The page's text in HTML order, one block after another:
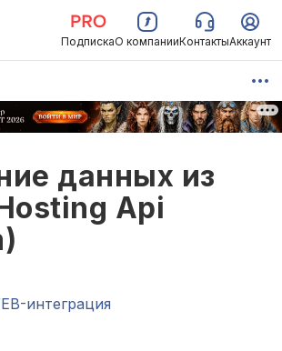
ПодпискаО компанииКонтактыАккаунт
данных из
Api
интеграция